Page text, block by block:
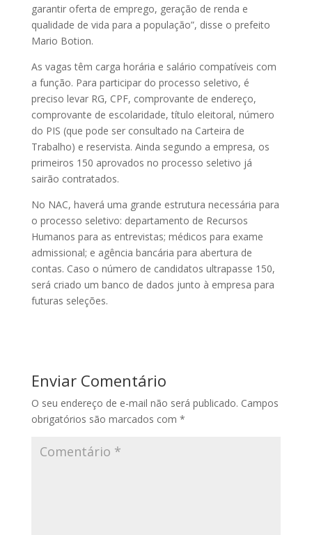
garantir oferta de emprego, geração de renda e
qualidade de vida para a população”, disse o prefeito
Mario Botion.
As vagas têm carga horária e salário compatíveis com
a função. Para participar do processo seletivo, é
preciso levar RG, CPF, comprovante de endereço,
comprovante de escolaridade, título eleitoral, número
do PIS (que pode ser consultado na Carteira de
Trabalho) e reservista. Ainda segundo a empresa, os
primeiros 150 aprovados no processo seletivo já
sairão contratados.
No NAC, haverá uma grande estrutura necessária para
o processo seletivo: departamento de Recursos
Humanos para as entrevistas; médicos para exame
admissional; e agência bancária para abertura de
contas. Caso o número de candidatos ultrapasse 150,
será criado um banco de dados junto à empresa para
futuras seleções.
Enviar Comentário
O seu endereço de e-mail não será publicado. Campos
obrigatórios são marcados com *